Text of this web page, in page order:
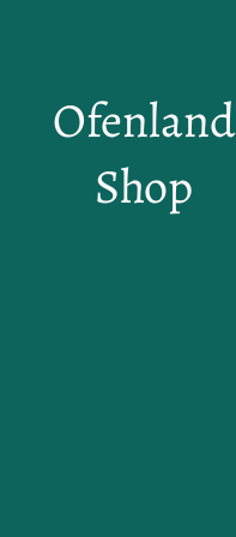
Ofenland
Shop